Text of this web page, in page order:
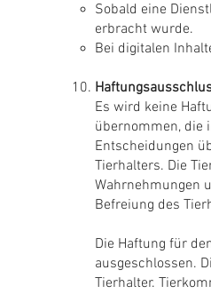
Sobald eine
erbracht wurde.
Bei digitalen
Es wird keine
übernommen, die
Entscheidungen
Tierhalters. Die
Wahrnehmungen
Befreiung des
Die Haftung für
ausgeschlossen.
Tierhalter.